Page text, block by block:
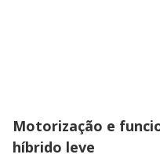
Motorização e
híbrido leve